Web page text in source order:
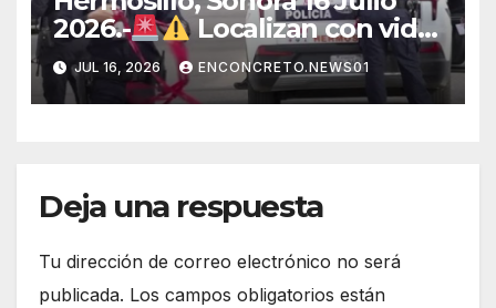
2026.-
Localizan con vida
a joven que había sido
privado de la libertad en
Hermosillo.
JUL 16, 2026 ENCONCRETO.NEWS01
Deja una respuesta
Tu dirección de correo electrónico no será
publicada. Los campos obligatorios están